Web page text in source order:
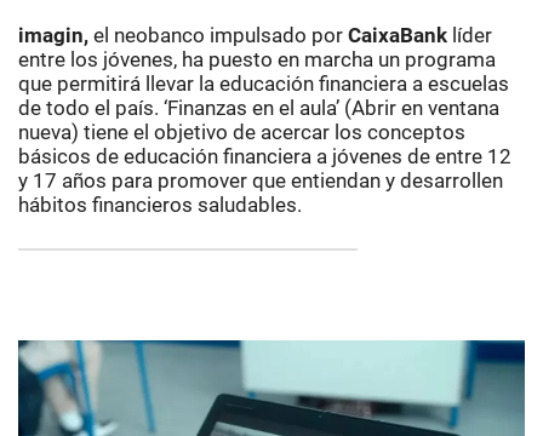
imagin, el neobanco impulsado por CaixaBank líder
entre los jóvenes, ha puesto en marcha un programa
que permitirá llevar la educación financiera a escuelas
de todo el país. ‘Finanzas en el aula’ (Abrir en ventana
nueva) tiene el objetivo de acercar los conceptos
básicos de educación financiera a jóvenes de entre 12
y 17 años para promover que entiendan y desarrollen
hábitos financieros saludables.